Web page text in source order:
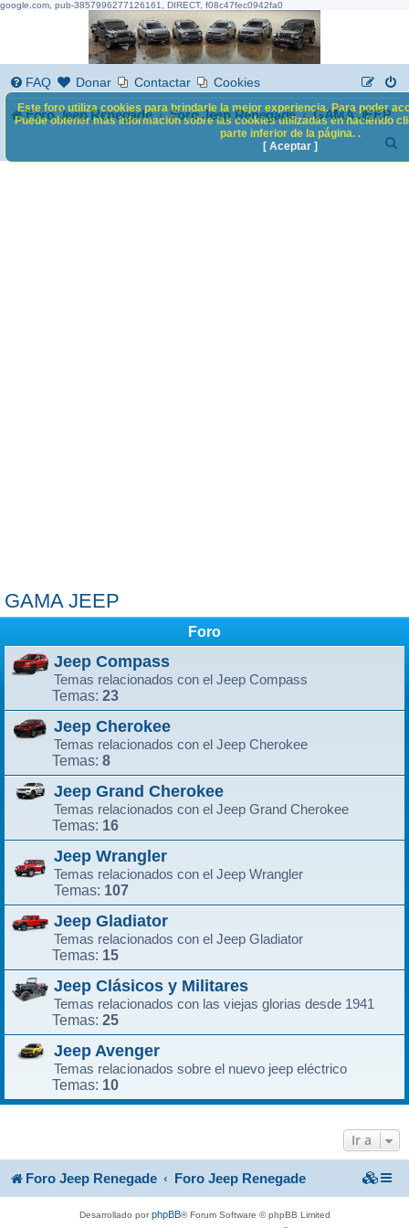
google.com, pub-3857996277126161, DIRECT, f08c47fec0942fa0
FAQ Donar Contactar Cookies
Foro Jeep Renegade Foro Jeep Renegade GAMA JEEP
GAMA JEEP
Foro
Jeep Compass
Temas relacionados con el Jeep Compass
Temas: 23
Jeep Cherokee
Temas relacionados con el Jeep Cherokee
Temas: 8
Jeep Grand Cherokee
Temas relacionados con el Jeep Grand Cherokee
Temas: 16
Jeep Wrangler
Temas relacionados con el Jeep Wrangler
Temas: 107
Jeep Gladiator
Temas relacionados con el Jeep Gladiator
Temas: 15
Jeep Clásicos y Militares
Temas relacionados con las viejas glorias desde 1941
Temas: 25
Jeep Avenger
Temas relacionados sobre el nuevo jeep eléctrico
Temas: 10
Ir a
Este foro utiliza cookies para brindarle la mejor experiencia. Para poder
Puede obtener más información sobre las cookies utilizadas en haciendo
parte inferior de la página. .
[ Aceptar ]
Foro Jeep Renegade Foro Jeep Renegade
Desarrollado porphpBB® Forum Software © phpBB Limited